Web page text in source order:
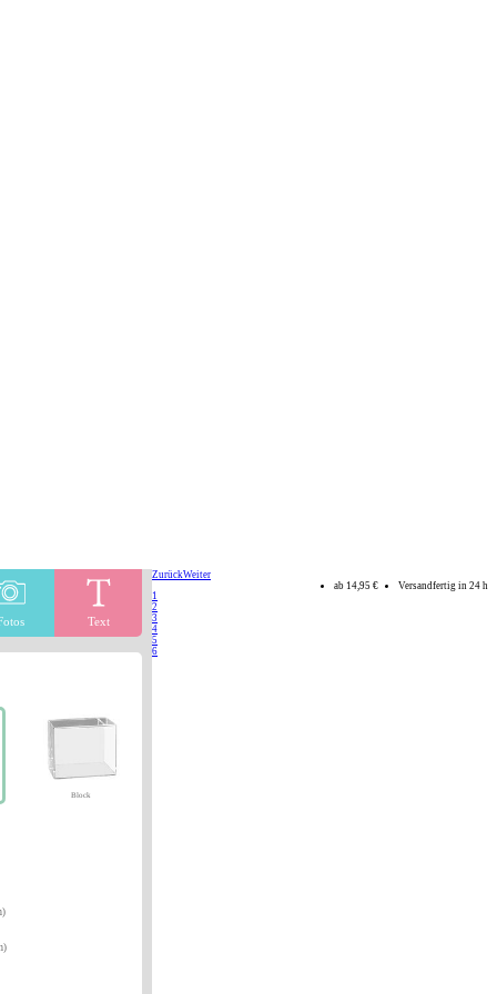
ab 14,95 € Versandfertig in 24 h
Text
Block
ZurückWeiter
1
2
3
4
5
6